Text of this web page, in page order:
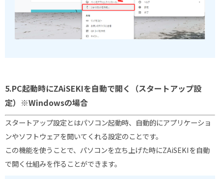
5.PC起動時にZAiSEKIを自動で開く（スタートアップ設
定）※Windowsの場合
スタートアップ設定とはパソコン起動時、自動的にアプリケーショ
ンやソフトウェアを開いてくれる設定のことです。
この機能を使うことで、パソコンを立ち上げた時にZAiSEKIを自動
で開く仕組みを作ることができます。